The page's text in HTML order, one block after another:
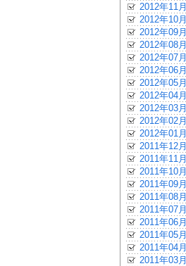
2012年11月
2012年10月
2012年09月
2012年08月
2012年07月
2012年06月
2012年05月
2012年04月
2012年03月
2012年02月
2012年01月
2011年12月
2011年11月
2011年10月
2011年09月
2011年08月
2011年07月
2011年06月
2011年05月
2011年04月
2011年03月